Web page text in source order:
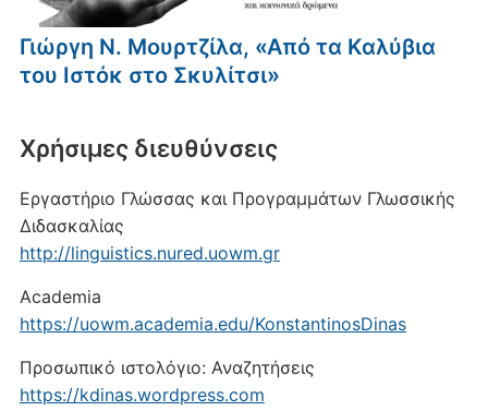
Γιώργη Ν. Μουρτζίλα, «Από τα Καλύβια
του Ιστόκ στο Σκυλίτσι»
Xρήσιμες διευθύνσεις
Εργαστήριο Γλώσσας και Προγραμμάτων Γλωσσικής
Διδασκαλίας
http://linguistics.nured.uowm.gr
Academia
https://uowm.academia.edu/KonstantinosDinas
Προσωπικό ιστολόγιο: Αναζητήσεις
https://kdinas.wordpress.com